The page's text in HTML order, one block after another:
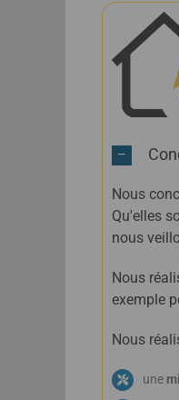
Nous
Qu'elles
nous
Nous
exemple
Nous
une